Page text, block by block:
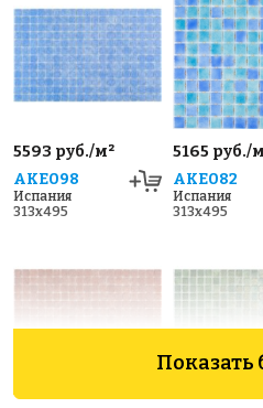
5593 руб./м²
AKE098
Испания
313x495
5165 руб./
AKE082
Испания
313x495
Показать